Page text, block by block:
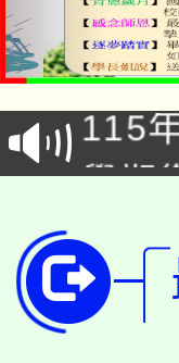
淨零
會
115
程
學期
版
公告
「